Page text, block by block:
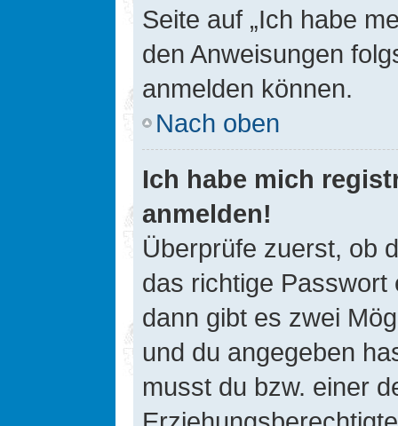
Seite auf „Ich habe
den Anweisungen
anmelden können.
Nach oben
Ich habe mich
anmelden!
Überprüfe zuerst, ob
das richtige Passwort
dann gibt es zwei
und du angegeben
musst du bzw. einer